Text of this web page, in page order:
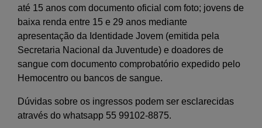
até 15 anos com documento oficial com foto; jovens de
baixa renda entre 15 e 29 anos mediante
apresentação da Identidade Jovem (emitida pela
Secretaria Nacional da Juventude) e doadores de
sangue com documento comprobatório expedido pelo
Hemocentro ou bancos de sangue.
Dúvidas sobre os ingressos podem ser esclarecidas
através do whatsapp 55 99102-8875.